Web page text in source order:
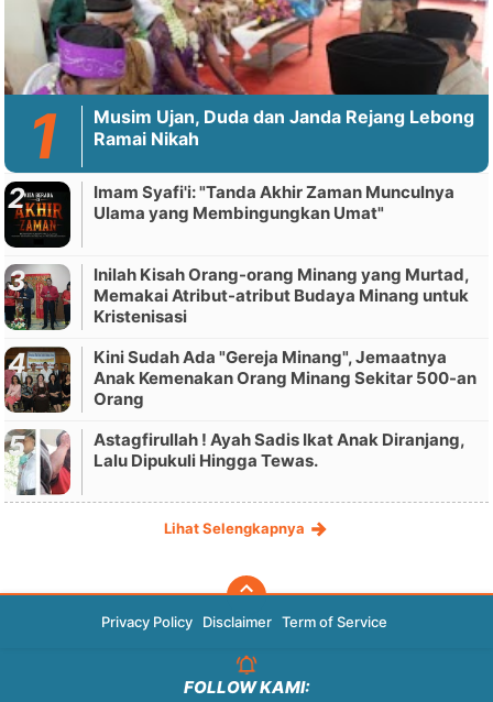
Musim Ujan, Duda dan Janda Rejang Lebong
Ramai Nikah
Imam Syafi'i: "Tanda Akhir Zaman Munculnya
Ulama yang Membingungkan Umat"
Inilah Kisah Orang-orang Minang yang Murtad,
Memakai Atribut-atribut Budaya Minang untuk
Kristenisasi
Kini Sudah Ada "Gereja Minang", Jemaatnya
Anak Kemenakan Orang Minang Sekitar 500-an
Orang
Astagfirullah ! Ayah Sadis Ikat Anak Diranjang,
Lalu Dipukuli Hingga Tewas.
Lihat Selengkapnya
Privacy Policy Disclaimer Term of Service
FOLLOW KAMI: